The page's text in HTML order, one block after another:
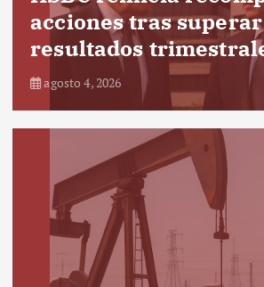
acciones tras superar
resultados
agosto 4, 2026